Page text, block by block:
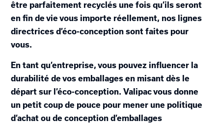
être parfaitement recyclés une fois qu’ils seront
en fin de vie vous importe réellement, nos lignes
directrices d’éco-conception sont faites pour
vous.
En tant qu’entreprise, vous pouvez influencer la
durabilité de vos emballages en misant dès le
départ sur l’éco-conception. Valipac vous donne
un petit coup de pouce pour mener une politique
d’achat ou de conception d’emballages